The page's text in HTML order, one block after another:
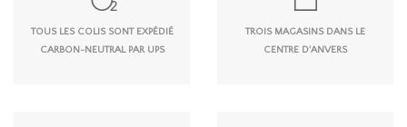
TOUS LES COLIS SONT EXPÉDIÉ
CARBON-NEUTRAL PAR UPS
TROIS MAGASINS DANS LE
CENTRE D'ANVERS